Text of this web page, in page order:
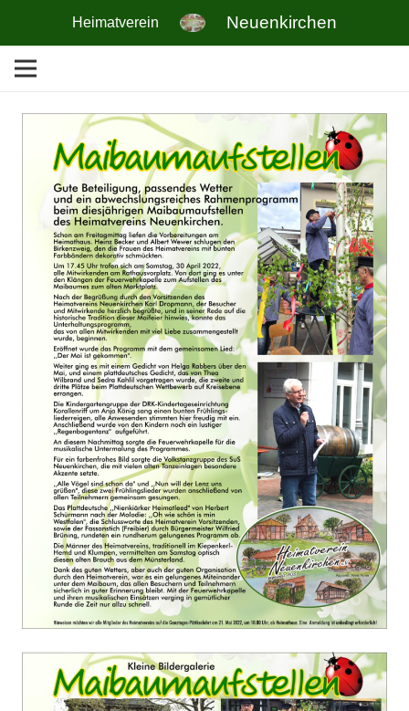
Heimatverein Neuenkirchen